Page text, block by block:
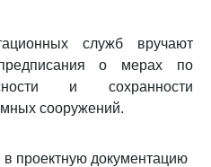
служб вручают
о мерах по
и сохранности
сооружений.
проектную документацию